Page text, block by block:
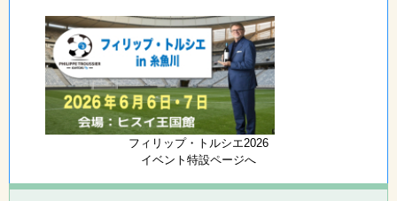
フィリップ・トルシエ2026
イベント特設ページへ